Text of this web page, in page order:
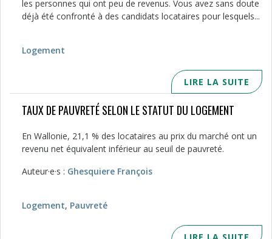
les personnes qui ont peu de revenus. Vous avez sans doute
déjà été confronté à des candidats locataires pour lesquels...
Logement
LIRE LA SUITE
TAUX DE PAUVRETÉ SELON LE STATUT DU LOGEMENT
En Wallonie, 21,1 % des locataires au prix du marché ont un
revenu net équivalent inférieur au seuil de pauvreté.
Auteur·e·s : Ghesquiere François
Logement, Pauvreté